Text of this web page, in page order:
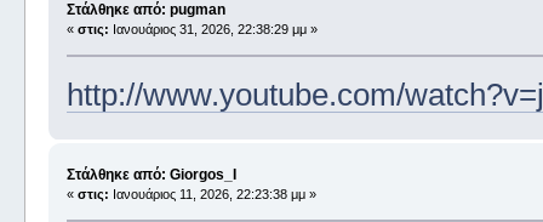
Στάλθηκε από: pugman
« στις: Ιανουάριος 31, 2026, 22:38:29 μμ »
http://www.youtube.com/
Στάλθηκε από: Giorgos_I
« στις: Ιανουάριος 11, 2026, 22:23:38 μμ »